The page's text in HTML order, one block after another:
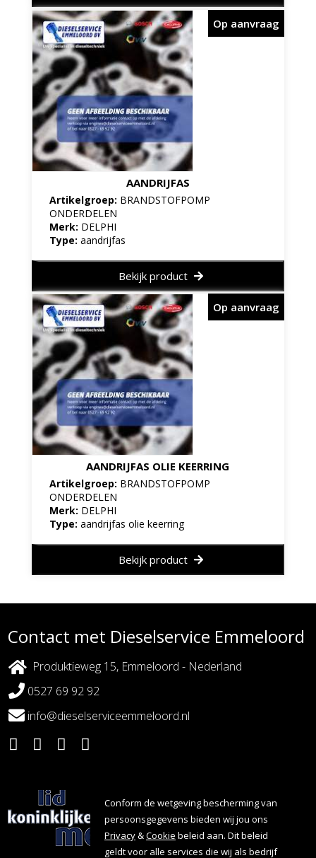
Conform de wetgeving bescherming van
persoonsgegevens bieden wij jou ons
Privacy&Cookie beleid aan. Dit beleid
geldt voor alle services die wij als bedrijf
AANDRIJFAS
Artikelgroep: BRANDSTOFPOMP
ONDERDELEN
Merk: DELPHI
Type: aandrijfas
Op aanvraag
Bekijk product
AANDRIJFAS OLIE KEERRING
Artikelgroep: BRANDSTOFPOMP
ONDERDELEN
Merk: DELPHI
Type: aandrijfas olie keerring
Op aanvraag
Bekijk product
Contact met Dieselservice Emmeloord
Produktieweg 15, Emmeloord - Nederland
0527 69 92 92
info@dieselserviceemmeloord.nl